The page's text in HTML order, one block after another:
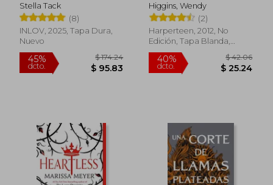
45%
dcto.
$ 55.54 45%
dcto.
Stella Tack
(8)
INLOV, 2025, Tapa Dura,
Nuevo
Higgins, Wendy
(2)
Harperteen, 2012, No
Edición, Tapa Blanda,
Nuevo